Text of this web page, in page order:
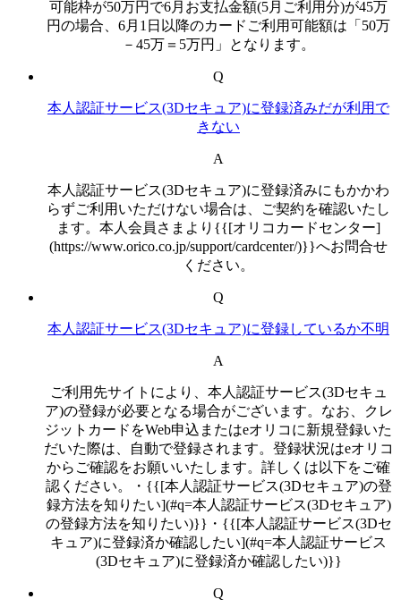
可能枠が50万円で6月お支払金額(5月ご利用分)が45万
円の場合、6月1日以降のカードご利用可能額は「50万
－45万＝5万円」となります。
Q
本人認証サービス(3Dセキュア)に登録済みだが利用で
きない
A
本人認証サービス(3Dセキュア)に登録済みにもかかわ
らずご利用いただけない場合は、ご契約を確認いたし
ます。本人会員さまより{{[オリコカードセンター]
(https://www.orico.co.jp/support/cardcenter/)}}へお問合せ
ください。
Q
本人認証サービス(3Dセキュア)に登録しているか不明
A
ご利用先サイトにより、本人認証サービス(3Dセキュ
ア)の登録が必要となる場合がございます。なお、クレ
ジットカードをWeb申込またはeオリコに新規登録いた
だいた際は、自動で登録されます。登録状況はeオリコ
からご確認をお願いいたします。詳しくは以下をご確
認ください。・{{[本人認証サービス(3Dセキュア)の登
録方法を知りたい](#q=本人認証サービス(3Dセキュア)
の登録方法を知りたい)}}・{{[本人認証サービス(3Dセ
キュア)に登録済か確認したい](#q=本人認証サービス
(3Dセキュア)に登録済か確認したい)}}
Q